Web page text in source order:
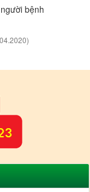
bệnh